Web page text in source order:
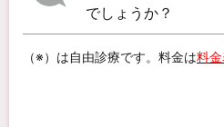
でしょうか？
（※）は自由診療です。料金は料